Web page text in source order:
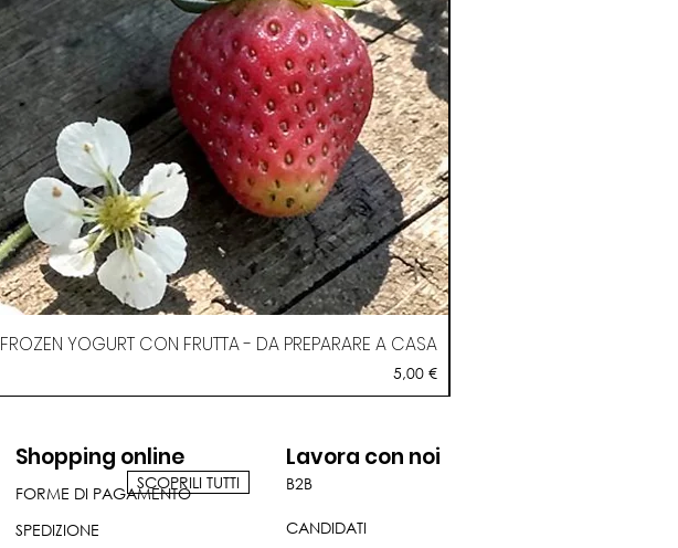
FROZEN YOGURT CON FRUTTA - DA PREPARARE A CASA
Prezzo
5,00 €
Shopping online Lavora con noi
FORME DI PAGAMENTO
SPEDIZIONE
B2B
CANDIDATI
SCOPRILI TUTTI